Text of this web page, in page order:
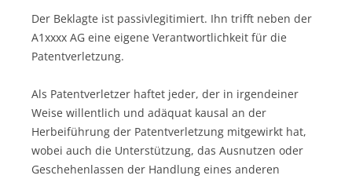
Der Beklagte ist passivlegitimiert. Ihn trifft neben der
A1xxxx AG eine eigene Verantwortlichkeit für die
Patentverletzung.
Als Patentverletzer haftet jeder, der in irgendeiner
Weise willentlich und adäquat kausal an der
Herbeiführung der Patentverletzung mitgewirkt hat,
wobei auch die Unterstützung, das Ausnutzen oder
Geschehenlassen der Handlung eines anderen